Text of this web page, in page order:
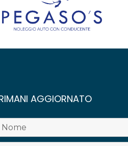
AGGIORNATO